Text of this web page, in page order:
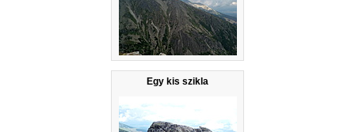
Egy kis szikla